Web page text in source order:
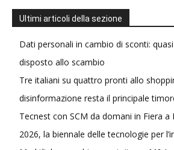
Ultimi articoli della sezione
Dati personali in cambio di sconti:
disposto allo scambio
Tre italiani su quattro pronti allo
disinformazione resta il principale
Tecnest con SCM da domani in Fiera a
2026, la biennale delle tecnologie per